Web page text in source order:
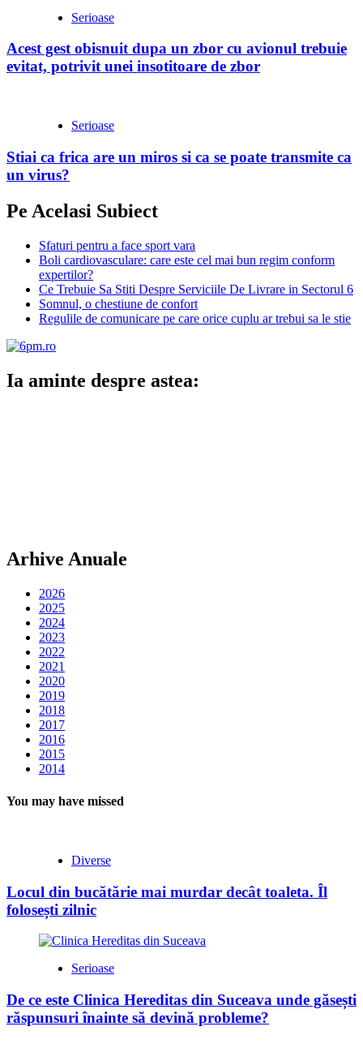
Serioase
Acest gest obisnuit dupa un zbor cu avionul trebuie
evitat, potrivit unei insotitoare de zbor
Serioase
Stiai ca frica are un miros si ca se poate transmite ca
un virus?
Pe Acelasi Subiect
Sfaturi pentru a face sport vara
Boli cardiovasculare: care este cel mai bun regim conform
expertilor?
Ce Trebuie Sa Stiti Despre Serviciile De Livrare in Sectorul 6
Somnul, o chestiune de confort
Regulile de comunicare pe care orice cuplu ar trebui sa le stie
Ia aminte despre astea:
Arhive Anuale
2026
2025
2024
2023
2022
2021
2020
2019
2018
2017
2016
2015
2014
You may have missed
Diverse
Locul din bucătărie mai murdar decât toaleta. Îl
folosești zilnic
Serioase
De ce este Clinica Hereditas din Suceava unde găsești
răspunsuri înainte să devină probleme?